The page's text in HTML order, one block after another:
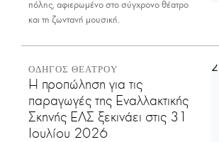
πόλης, αφιερωμένο στο σύγχρονο θέατρο
και τη ζωντανή μουσική.
ΟΔΗΓΟΣ ΘΕΑΤΡΟΥ
Η προπώληση για τις
παραγωγές της Εναλλακτικής
Σκηνής ΕΛΣ ξεκινάει στις 31
Ιουλίου 2026